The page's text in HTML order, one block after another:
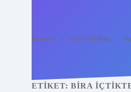
Anasayfa Gizlilik Politikası
ETIKET: BIRA